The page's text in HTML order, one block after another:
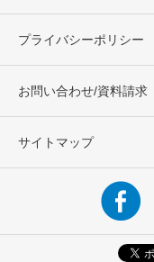
プライバシーポリシー
お問い合わせ/資料請求
サイトマップ